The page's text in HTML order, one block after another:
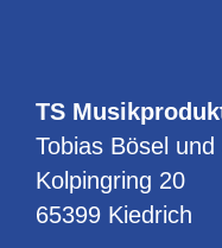
TS
Tobias Bösel
Kolpingring 20
65399 Kiedrich